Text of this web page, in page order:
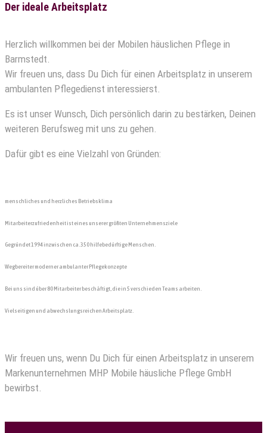
Der ideale Arbeitsplatz
Herzlich willkommen bei der Mobilen häuslichen Pflege in
Barmstedt.
Wir freuen uns, dass Du Dich für einen Arbeitsplatz in unserem
ambulanten Pflegedienst interessierst.
Es ist unser Wunsch, Dich persönlich darin zu bestärken, Deinen
weiteren Berufsweg mit uns zu gehen.
Dafür gibt es eine Vielzahl von Gründen:
menschliches und herzliches Betriebsklima
Mitarbeiterzufriedenheit ist eines unserer größten Unternehmensziele
Gegründet 1994 inzwischen ca. 350 hilfebedürftige Menschen.
Wegbereiter moderner ambulanter Pflegekonzepte
Bei uns sind über 80 Mitarbeiter beschäftigt, die in 5 verschieden Teams arbeiten.
Vielseitigen und abwechslungsreichen Arbeitsplatz.
Wir freuen uns, wenn Du Dich für einen Arbeitsplatz in unserem
Markenunternehmen MHP Mobile häusliche Pflege GmbH
bewirbst.